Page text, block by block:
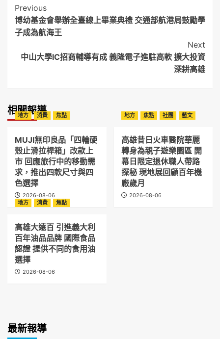
Post
Navigation
Previous
博幼基金會舉辦全臺線上畢業典禮 交通部航港局鼓勵學
子成為航海王
Next
中山大學IC招商輔導有成 義隆電子進駐高軟 擴大投資
深耕高雄
相關報導
地方 消費 焦點
MUJI無印良品「四輪硬
殼止滑拉桿箱」改款上
市 回應旅行中的移動需
求，推出四款尺寸與四
色選擇
2026-08-06
地方 焦點 社團 藝文
高雄昔日火車醫院華麗
轉身為親子遊樂園區 開
幕日限定退休職人帶路
探秘 現地展回顧百年機
廠歲月
2026-08-06
地方
消費 焦點
高雄大遠百 引進義大利
百年油品品牌 國際食品
認證 提供不同的食用油
選擇
2026-08-06
最新報導